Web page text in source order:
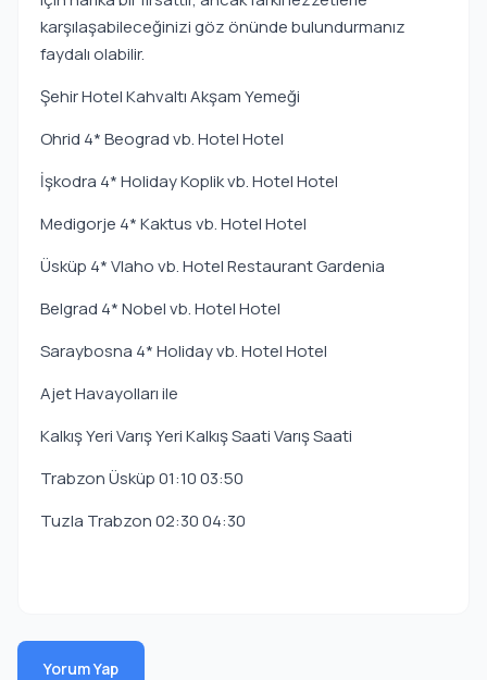
karşılaşabileceğinizi göz önünde bulundurmanız
faydalı olabilir.
Şehir Hotel Kahvaltı Akşam Yemeği
Ohrid 4* Beograd vb. Hotel Hotel
İşkodra 4* Holiday Koplik vb. Hotel Hotel
Medigorje 4* Kaktus vb. Hotel Hotel
Üsküp 4* Vlaho vb. Hotel Restaurant Gardenia
Belgrad 4* Nobel vb. Hotel Hotel
Saraybosna 4* Holiday vb. Hotel Hotel
Ajet Havayolları ile
Kalkış Yeri Varış Yeri Kalkış Saati Varış Saati
Trabzon Üsküp 01:10 03:50
Tuzla Trabzon 02:30 04:30
Yorum Yap